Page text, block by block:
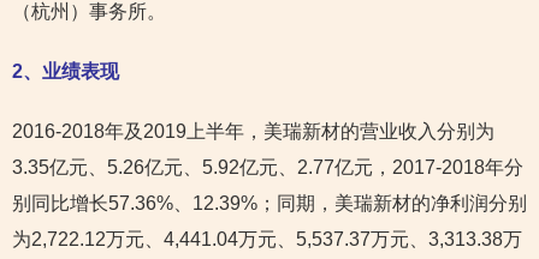
（杭州）事务所。
2、业绩表现
2016-2018年及2019上半年，美瑞新材的营业收入分别为
3.35亿元、5.26亿元、5.92亿元、2.77亿元，2017-2018年分
别同比增长57.36%、12.39%；同期，美瑞新材的净利润分别
为2,722.12万元、4,441.04万元、5,537.37万元、3,313.38万